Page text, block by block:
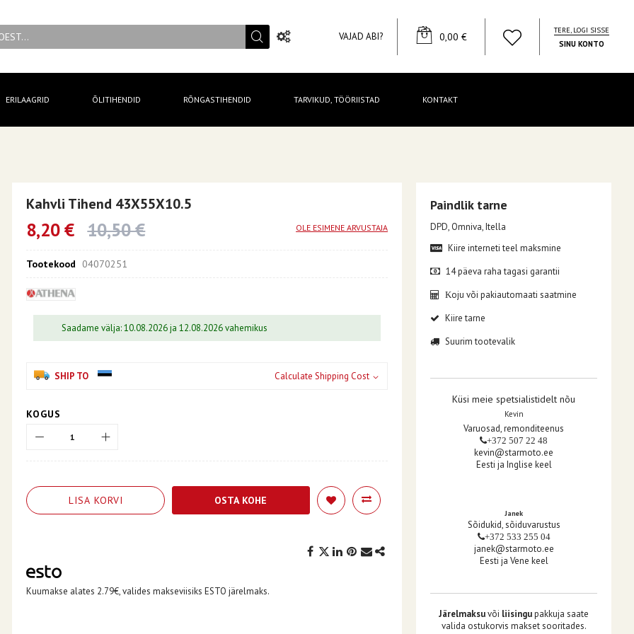
VAJAD ABI? YOUR CART
0,00 €
TERE, LOGI SISSE
SINU KONTO
ERILAAGRID ÕLITIHENDID RÕNGASTIHENDID TARVIKUD, TÖÖRIISTAD KONTAKT
Kahvli Tihend 43X55X10.5
8,20 € 10,50 € OLE ESIMENE ARVUSTAJA
Tootekood 04070251
Saadame välja: 10.08.2026 ja 12.08.2026 vahemikus
SHIP TO Calculate Shipping Cost
KOGUS
LISA KORVI OSTA KOHE
Kuumakse alates 2.79€, valides makseviisiks ESTO järelmaks.
Paindlik tarne
DPD, Omniva, Itella
Kiire interneti teel maksmine
14 päeva raha tagasi garantii
Koju või pakiautomaati saatmine
Kiire tarne
Suurim tootevalik
Küsi meie spetsialistidelt nõu
Kevin
Varuosad, remonditeenus
+372 507 22 48
kevin@starmoto.ee
Eesti ja Inglise keel
Janek
Sõidukid, sõiduvarustus
+372 533 255 04
janek@starmoto.ee
Eesti ja Vene keel
Järelmaksuvõi liisingupakkuja saate
valida ostukorvis makset sooritades.